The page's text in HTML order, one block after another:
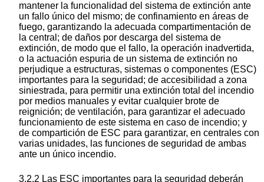
mantener la funcionalidad del sistema de extinción ante
un fallo único del mismo; de confinamiento en áreas de
fuego, garantizando la adecuada compartimentación de
la central; de daños por descarga del sistema de
extinción, de modo que el fallo, la operación inadvertida,
o la actuación espuria de un sistema de extinción no
perjudique a estructuras, sistemas o componentes (ESC)
importantes para la seguridad; de accesibilidad a zona
siniestrada, para permitir una extinción total del incendio
por medios manuales y evitar cualquier brote de
reignición; de ventilación, para garantizar el adecuado
funcionamiento de este sistema en caso de incendio; y
de compartición de ESC para garantizar, en centrales con
varias unidades, las funciones de seguridad de ambas
ante un único incendio.
3.2.2 Las ESC importantes para la seguridad deberán